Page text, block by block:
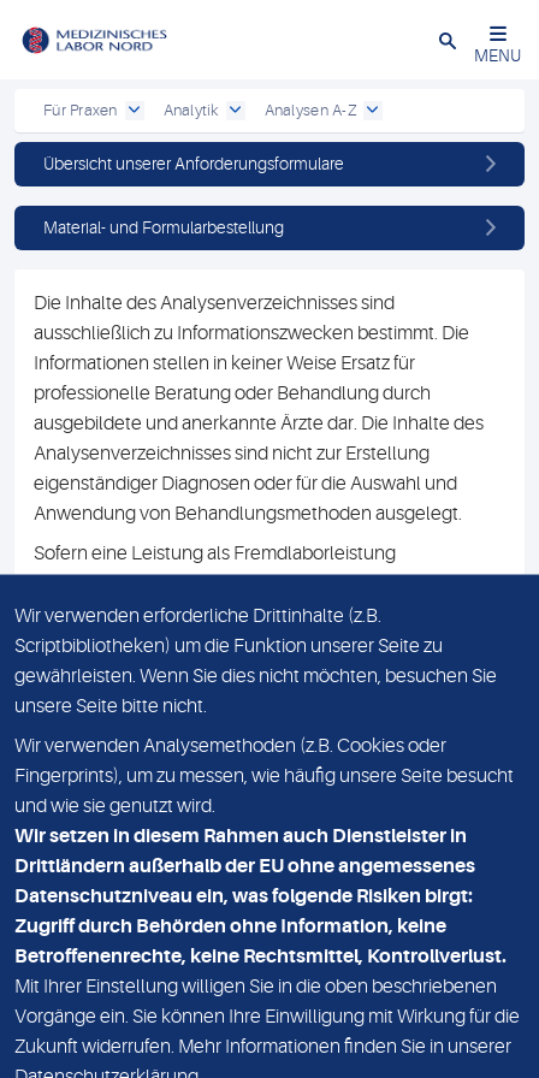
Schließen
MENU
Für Praxen Analytik Analysen A-Z
Übersicht unserer Anforderungsformulare
Material- und Formularbestellung
Die Inhalte des Analysenverzeichnisses sind
ausschließlich zu Informationszwecken bestimmt. Die
Informationen stellen in keiner Weise Ersatz für
professionelle Beratung oder Behandlung durch
ausgebildete und anerkannte Ärzte dar. Die Inhalte des
Analysenverzeichnisses sind nicht zur Erstellung
eigenständiger Diagnosen oder für die Auswahl und
Anwendung von Behandlungsmethoden ausgelegt.
Sofern eine Leistung als Fremdlaborleistung
Namen des Fremdlabors mit. Mit der Beauftragung der
Fremdlaborleistung erklären Sie sich mit dieser
Vereinbarung einverstanden.
DATENSCHUTZ
KONTAKT
NEWSLETTER
ADRESSE
MVZ Medizinisches Labor Nord MLN GmbH
Essener Straße 108
22419 Hamburg
Wir verwenden erforderliche Drittinhalte (z.B.
Scriptbibliotheken) um die Funktion unserer Seite zu
gewährleisten. Wenn Sie dies nicht möchten, besuchen Sie
unsere Seite bitte nicht.
Wir verwenden Analysemethoden (z.B. Cookies oder
Fingerprints), um zu messen, wie häufig unsere Seite besucht
und wie sie genutzt wird.
Wir setzen in diesem Rahmen auch Dienstleister in
Drittländern außerhalb der EU ohne angemessenes
Datenschutzniveau ein, was folgende Risiken birgt:
Zugriff durch Behörden ohne Information, keine
Betroffenenrechte, keine Rechtsmittel, Kontrollverlust.
Mit Ihrer Einstellung willigen Sie in die oben beschriebenen
Vorgänge ein. Sie können Ihre Einwilligung mit Wirkung für die
Zukunft widerrufen. Mehr Informationen finden Sie in unserer